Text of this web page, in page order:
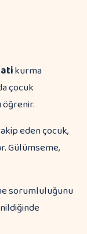
kurma
çocuk
öğrenir.
eden çocuk,
Gülümseme,
sorumluluğunu